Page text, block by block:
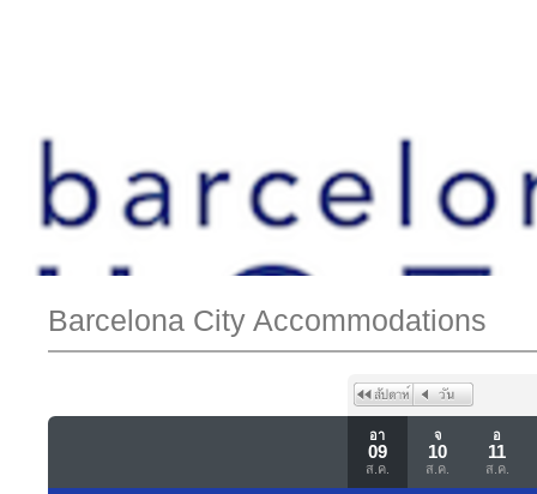
Barcelona City Accommodations
อา
09
ส.ค.
จ
10
ส.ค.
อ
11
ส.ค.